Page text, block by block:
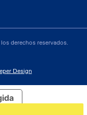
derechos reservados.
Design